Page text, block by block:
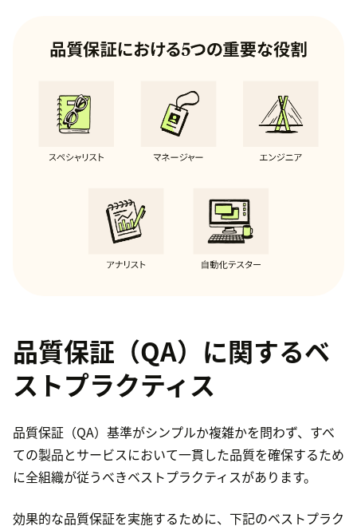
品質保証（QA）に関するベ
ストプラクティス
品質保証（QA）基準がシンプルか複雑かを問わず、すべ
ての製品とサービスにおいて一貫した品質を確保するため
に全組織が従うべきベストプラクティスがあります。
効果的な品質保証を実施するために、下記のベストプラク